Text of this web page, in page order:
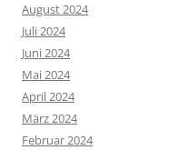
August 2024
Juli 2024
Juni 2024
Mai 2024
April 2024
März 2024
Februar 2024